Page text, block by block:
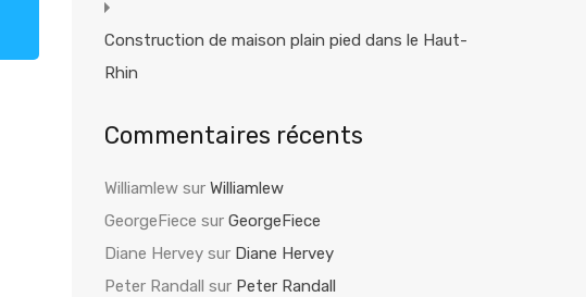
Construction de maison plain pied dans le Haut-
Rhin
Commentaires récents
Williamlewsur Williamlew
GeorgeFiece sur GeorgeFiece
Diane Herveysur Diane Hervey
Peter Randall sur Peter Randall